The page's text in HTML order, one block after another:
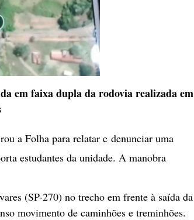
em faixa dupla da rodovia realizada em
a Folha para relatar e denunciar uma
estudantes da unidade. A manobra
(SP-270) no trecho em frente à saída da
movimento de caminhões e treminhões.